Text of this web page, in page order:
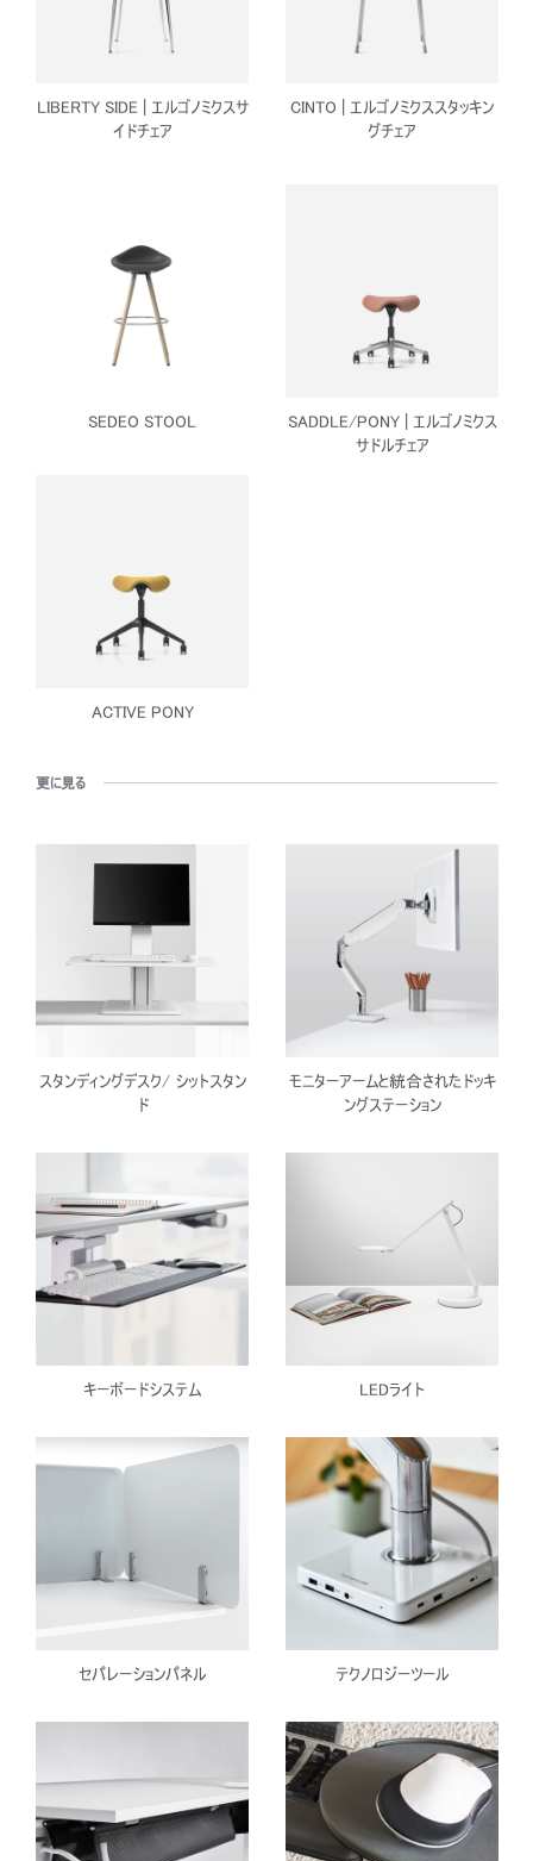
LIBERTY SIDE | エルゴノミクスサ
イドチェア
CINTO | エルゴノミクススタッキン
グチェア
SEDEO STOOL
SADDLE/PONY | エルゴノミクス
サドルチェア
ACTIVE PONY
更に見る
スタンディングデスク/ シットスタン
ド
モニターアームと統合されたドッキ
ングステーション
キーボードシステム LEDライト
セパレーションパネル テクノロジーツール